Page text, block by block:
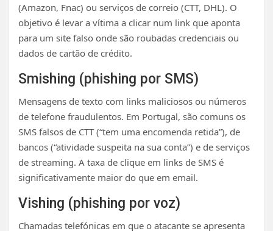
(Amazon, Fnac) ou serviços de correio (CTT, DHL). O
objetivo é levar a vítima a clicar num link que aponta
para um site falso onde são roubadas credenciais ou
dados de cartão de crédito.
Smishing (phishing por SMS)
Mensagens de texto com links maliciosos ou números
de telefone fraudulentos. Em Portugal, são comuns os
SMS falsos de CTT (“tem uma encomenda retida”), de
bancos (“atividade suspeita na sua conta”) e de serviços
de streaming. A taxa de clique em links de SMS é
significativamente maior do que em email.
Vishing (phishing por voz)
Chamadas telefónicas em que o atacante se apresenta